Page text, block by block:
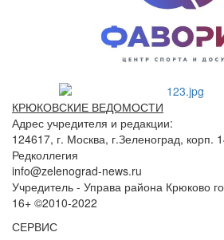
КРЮКОВСКИЕ ВЕДОМОСТИ
Адрес учредителя и редакции:
124617, г. Москва, г.Зеленоград, корп.
Редколлегия
info@zelenograd-news.ru
Учредитель - Управа района Крюково
16+ ©2010-2022
СЕРВИС